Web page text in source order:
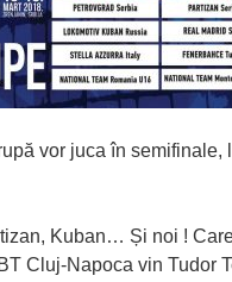
vor juca în semifinale,
Kuban… Și noi !
Cluj-Napoca vin Tudor